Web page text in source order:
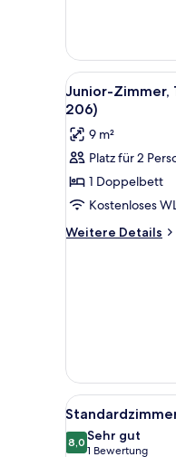
Zimmer,
Mehrere
Betten,
Nichtraucher
(102)
Alle
Fotos
für
Junior-
Zimmer,
1
Doppelbett,
Nichtraucher
6
Junior-Zimmer,
206)
9 m²
Platz für 2
1 Doppelbett
Kostenloses
Weitere Details
Weitere
206)
Alle
Fotos
für
6
8,08,0 von 10
Sehr gut
1 Bewertung
(1